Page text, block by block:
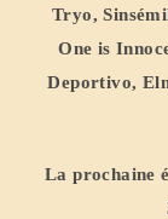
Tryo,
One is
Deportivo,
La prochaine